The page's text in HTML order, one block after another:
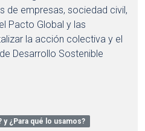
de empresas, sociedad civil,
Pacto Global y las
la acción colectiva y el
Desarrollo Sostenible
y ¿Para qué lo usamos?